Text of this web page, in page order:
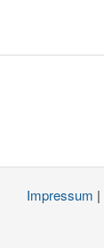
Impressum |